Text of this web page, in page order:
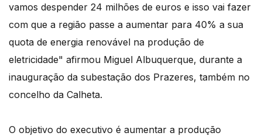
vamos despender 24 milhões de euros e isso vai fazer
com que a região passe a aumentar para 40% a sua
quota de energia renovável na produção de
eletricidade" afirmou Miguel Albuquerque, durante a
inauguração da subestação dos Prazeres, também no
concelho da Calheta.
O objetivo do executivo é aumentar a produção